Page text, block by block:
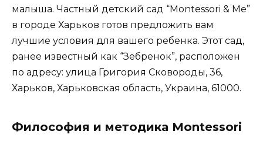
малыша. Частный детский сад “Montessori & Me”
в городе Харьков готов предложить вам
лучшие условия для вашего ребенка. Этот сад,
ранее известный как “Зебренок”, расположен
по адресу: улица Григория Сковороды, 36,
Харьков, Харьковская область, Украина, 61000.
Философия и методика Montessori